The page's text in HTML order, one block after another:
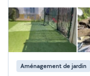
bon rapport qualité prix !
Aménagement de jardin